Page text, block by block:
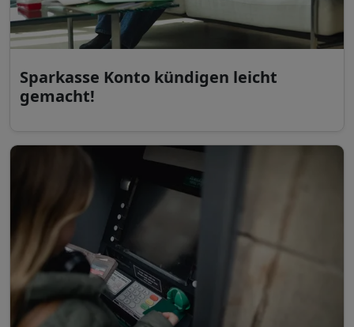
Sparkasse Konto kündigen leicht
gemacht!